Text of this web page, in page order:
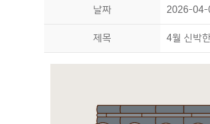
날짜 2026-04-
제목 4월 신박